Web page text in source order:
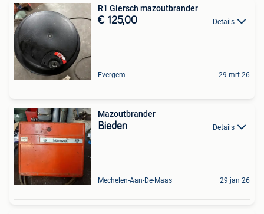
R1 Giersch mazoutbrander
€ 125,00 Details
Evergem 29 mrt 26
Mazoutbrander
Bieden Details
Mechelen-Aan-De-Maas 29 jan 26